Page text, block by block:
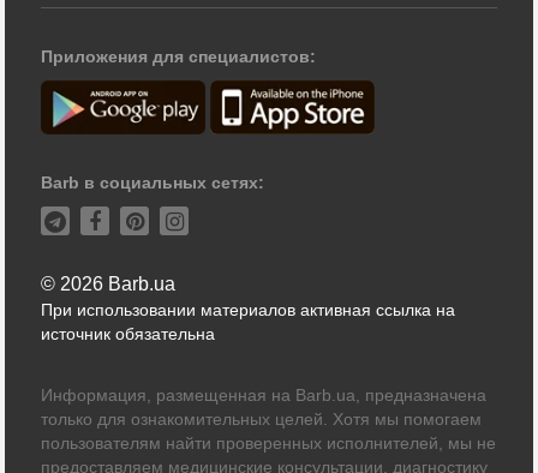
Приложения для специалистов:
Barb в социальных сетях:
© 2026 Barb.ua
При использовании материалов активная ссылка на
источник обязательна
Информация, размещенная на Barb.ua, предназначена
только для ознакомительных целей. Хотя мы помогаем
пользователям найти проверенных исполнителей, мы не
предоставляем медицинские консультации, диагностику